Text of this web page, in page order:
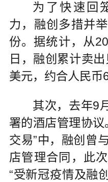
为了快速回
力，融创多措并
份。据统计，从
日，融创累计卖
美元，约合人民币
其次，去年9
署的酒店管理协
交易”中，融创曾
店管理合同，此
“受新冠疫情及融